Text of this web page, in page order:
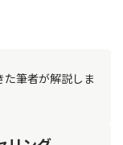
筆者が解説しま